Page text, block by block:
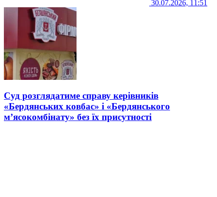
30.07.2026, 11:51
Суд розглядатиме справу керівників
«Бердянських ковбас» і «Бердянського
м’ясокомбінату» без їх присутності